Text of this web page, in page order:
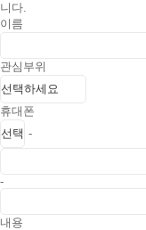
니다.
이름
관심부위
휴대폰
-
-
내용